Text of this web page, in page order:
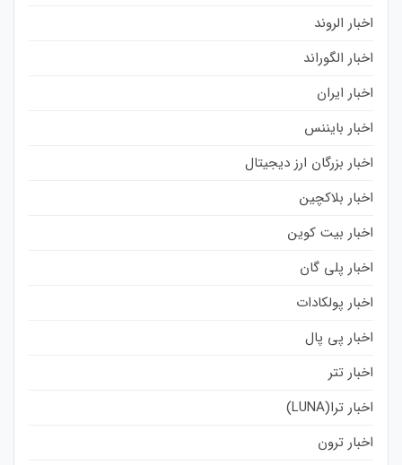
اخبار الروند
اخبار الگوراند
اخبار ایران
اخبار بایننس
اخبار بزرگان ارز دیجیتال
اخبار بلاکچین
اخبار بیت کوین
اخبار پلی گان
اخبار پولکادات
اخبار پی پال
اخبار تتر
اخبار ترا(LUNA)
اخبار ترون